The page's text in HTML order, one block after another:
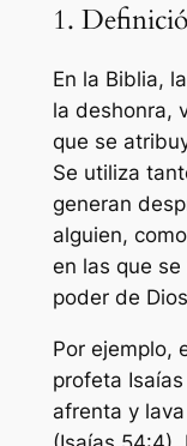
1.
En la Biblia,
la deshonra,
que se
Se utiliza
generan
alguien,
en las que
poder de
Por ejemplo,
profeta
afrenta y